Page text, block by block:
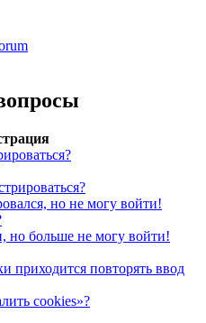
но не могу войти!
но больше не могу войти!
приходится повторять ввод
cookies»?